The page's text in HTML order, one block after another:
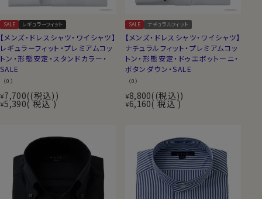
SALE レギュラーフィット
【メンズ・ドレスシャツ・ワイシャツ】
レギュラーフィット・プレミアムコッ
トン・形態安定・スタンドカラー・
SALE
（0）
¥7,700 (税込)
¥5,390 税込
SALE ナチュラルフィット
【メンズ・ドレスシャツ・ワイシャツ】
ナチュラルフィット・プレミアムコッ
トン・形態安定・ドゥエボットーニ・
ボタンダウン・SALE
（0）
¥8,800 (税込)
¥6,160 税込